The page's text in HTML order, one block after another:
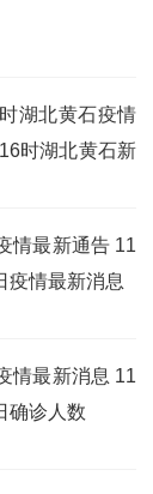
湖北黄石疫情
时湖北黄石新
情最新通告 11
疫情最新消息
情最新消息 11
确诊人数